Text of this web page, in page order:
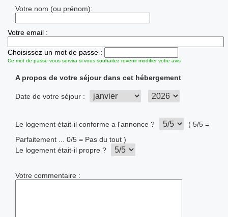
Votre nom (ou prénom):
Votre email :
Choisissez un mot de passe :
Ce mot de passe vous servira si vous souhaitez revenir modifier votre avis
A propos de votre séjour dans cet hébergement
Date de votre séjour :
Le logement était-il conforme a l'annonce ?
( 5/5 =
Parfaitement ... 0/5 = Pas du tout )
Le logement était-il propre ?
Votre commentaire :